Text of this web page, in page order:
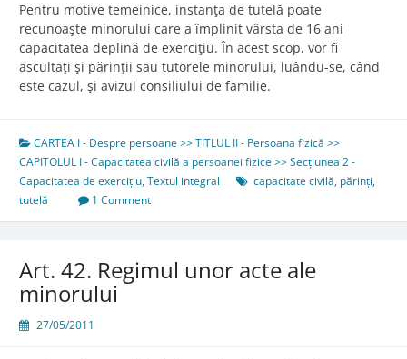
Pentru motive temeinice, instanţa de tutelă poate
recunoaşte minorului care a împlinit vârsta de 16 ani
capacitatea deplină de exerciţiu. În acest scop, vor fi
ascultaţi şi părinţii sau tutorele minorului, luându-se, când
este cazul, şi avizul consiliului de familie.
CARTEA I - Despre persoane >> TITLUL II - Persoana fizică >>
CAPITOLUL I - Capacitatea civilă a persoanei fizice >> Secțiunea 2 -
Capacitatea de exercițiu,Textul integral capacitate civilă, părinți,
tutelă
1 Comment
Art. 42. Regimul unor acte ale
minorului
27/05/2011